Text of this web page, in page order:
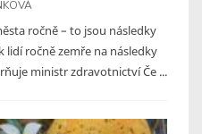
ročně – to jsou následky
ročně zemře na následky
ministr zdravotnictví Če ...